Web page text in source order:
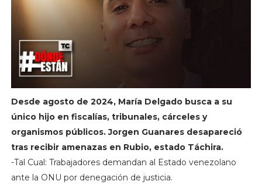
Desde agosto de 2024, María Delgado busca a su
único hijo en fiscalías, tribunales, cárceles y
organismos públicos. Jorgen Guanares desapareció
tras recibir amenazas en Rubio, estado Táchira.
-Tal Cual: Trabajadores demandan al Estado venezolano
ante la ONU por denegación de justicia.